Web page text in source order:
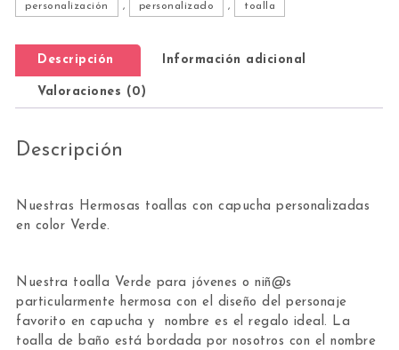
personalización
, personalizado , toalla
Descripción Información adicional
Valoraciones (0)
Descripción
Nuestras Hermosas toallas con capucha personalizadas
en color Verde.
Nuestra toalla Verde para jóvenes o niñ@s
particularmente hermosa con el diseño del personaje
favorito en capucha y nombre es el regalo ideal. La
toalla de baño está bordada por nosotros con el nombre